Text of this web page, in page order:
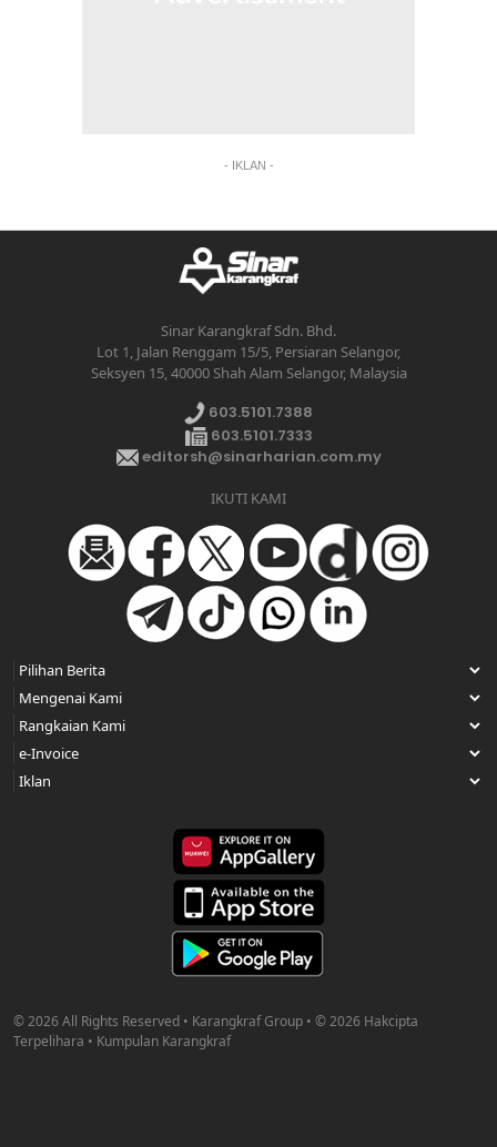
- IKLAN -
Sinar Karangkraf Sdn. Bhd.
Lot 1, Jalan Renggam 15/5, Persiaran Selangor,
Seksyen 15, 40000 Shah Alam Selangor, Malaysia
603.5101.7388
603.5101.7333
editorsh@sinarharian.com.my
IKUTI KAMI
© 2026 All Rights Reserved • Karangkraf Group • © 2026 Hakcipta
Terpelihara • Kumpulan Karangkraf